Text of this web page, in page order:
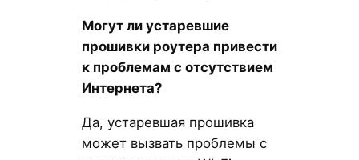
Могут ли устаревшие
прошивки роутера привести
к проблемам с отсутствием
Интернета?
Да, устаревшая прошивка
может вызвать проблемы с